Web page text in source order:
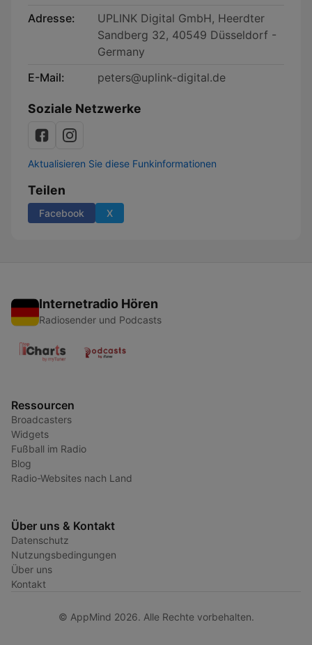
Adresse:
UPLINK Digital GmbH, Heerdter
Sandberg 32, 40549 Düsseldorf -
Germany
E-Mail:
peters@uplink-digital.de
Soziale Netzwerke
Aktualisieren Sie diese Funkinformationen
Teilen
Facebook X
Internetradio Hören
Radiosender und Podcasts
Ressourcen
Broadcasters
Widgets
Fußball im Radio
Blog
Radio-Websites nach Land
Über uns & Kontakt
Datenschutz
Nutzungsbedingungen
Über uns
Kontakt
© AppMind 2026. Alle Rechte vorbehalten.